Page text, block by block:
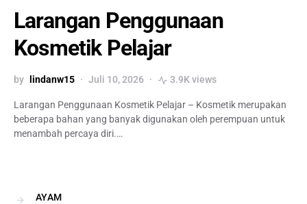
Larangan Penggunaan
Kosmetik Pelajar
by lindanw15 Juli 10, 2026 3.9K views
Larangan Penggunaan Kosmetik Pelajar – Kosmetik merupakan
beberapa bahan yang banyak digunakan oleh perempuan untuk
menambah percaya diri.…
AYAM